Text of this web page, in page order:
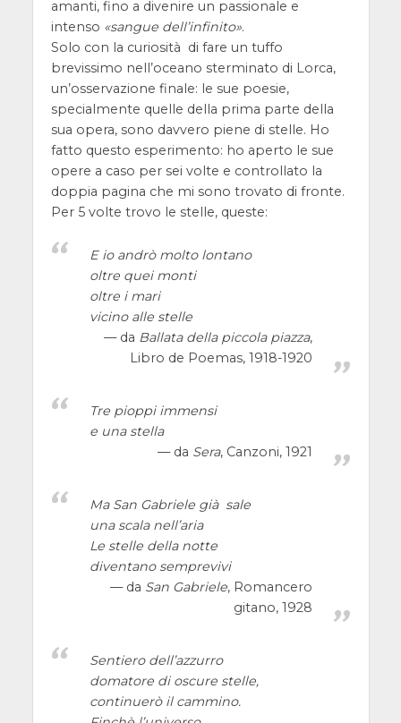
amanti, fino a divenire un passionale e
intenso
sangue dell’infinito .
Solo con la curiosità di fare un tuffo
brevissimo nell’oceano sterminato di Lorca,
un’osservazione finale: le sue poesie,
specialmente quelle della prima parte della
sua opera, sono davvero piene di stelle. Ho
fatto questo esperimento: ho aperto le sue
opere a caso per sei volte e controllato la
doppia pagina che mi sono trovato di fronte.
Per 5 volte trovo le stelle, queste:
E io andrò molto lontano
oltre quei monti
oltre i mari
vicino alle stelle
da Ballata della piccola piazza,
Libro de Poemas, 1918-1920
Tre pioppi immensi
e una stella
da Sera, Canzoni, 1921
Ma San Gabriele già sale
una scala nell’aria
Le stelle della notte
diventano semprevivi
da San Gabriele, Romancero
gitano, 1928
Sentiero dell’azzurro
domatore di oscure stelle,
continuerò il cammino.